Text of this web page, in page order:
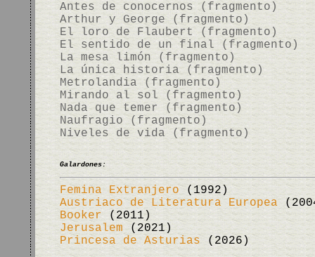
Antes de conocernos (fragmento)
Arthur y George (fragmento)
El loro de Flaubert (fragmento)
El sentido de un final (fragmento)
La mesa limón (fragmento)
La única historia (fragmento)
Metrolandia (fragmento)
Mirando al sol (fragmento)
Nada que temer (fragmento)
Naufragio (fragmento)
Niveles de vida (fragmento)
Galardones:
Femina Extranjero (1992)
Austriaco de Literatura Europea
Booker (2011)
Jerusalem (2021)
Princesa de Asturias (2026)